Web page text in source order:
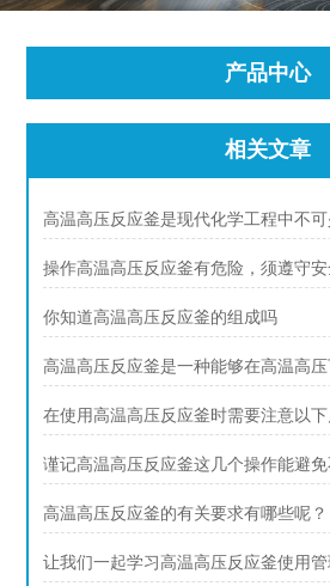
产品中心
相关文章
高温高压反应釜是现代化学工程中不
操作高温高压反应釜有危险，须遵守
你知道高温高压反应釜的组成吗
在使用高温高压反应釜时需要注意以下
谨记高温高压反应釜这几个操作能避
高温高压反应釜的有关要求有哪些呢？
让我们一起学习高温高压反应釜使用